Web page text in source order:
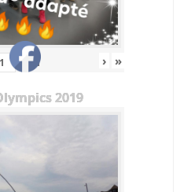
of11 › »
2019